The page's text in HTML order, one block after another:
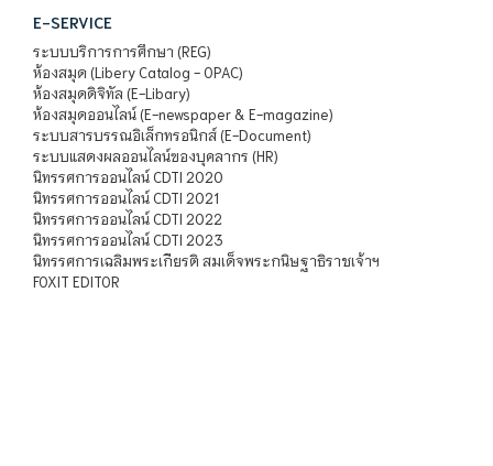
E-SERVICE
ระบบบริการการศึกษา (REG)
ห้องสมุด (Libery Catalog - OPAC)
ห้องสมุดดิจิทัล (E-Libary)
ห้องสมุดออนไลน์ (E-newspaper & E-magazine)
ระบบสารบรรณอิเล็กทรอนิกส์ (E-Document)
ระบบแสดงผลออนไลน์ของบุคลากร (HR)
นิทรรศการออนไลน์ CDTI 2020
นิทรรศการออนไลน์ CDTI 2021
นิทรรศการออนไลน์ CDTI 2022
นิทรรศการออนไลน์ CDTI 2023
นิทรรศการเฉลิมพระเกียรติ สมเด็จพระกนิษฐาธิราชเจ้าฯ
FOXIT EDITOR